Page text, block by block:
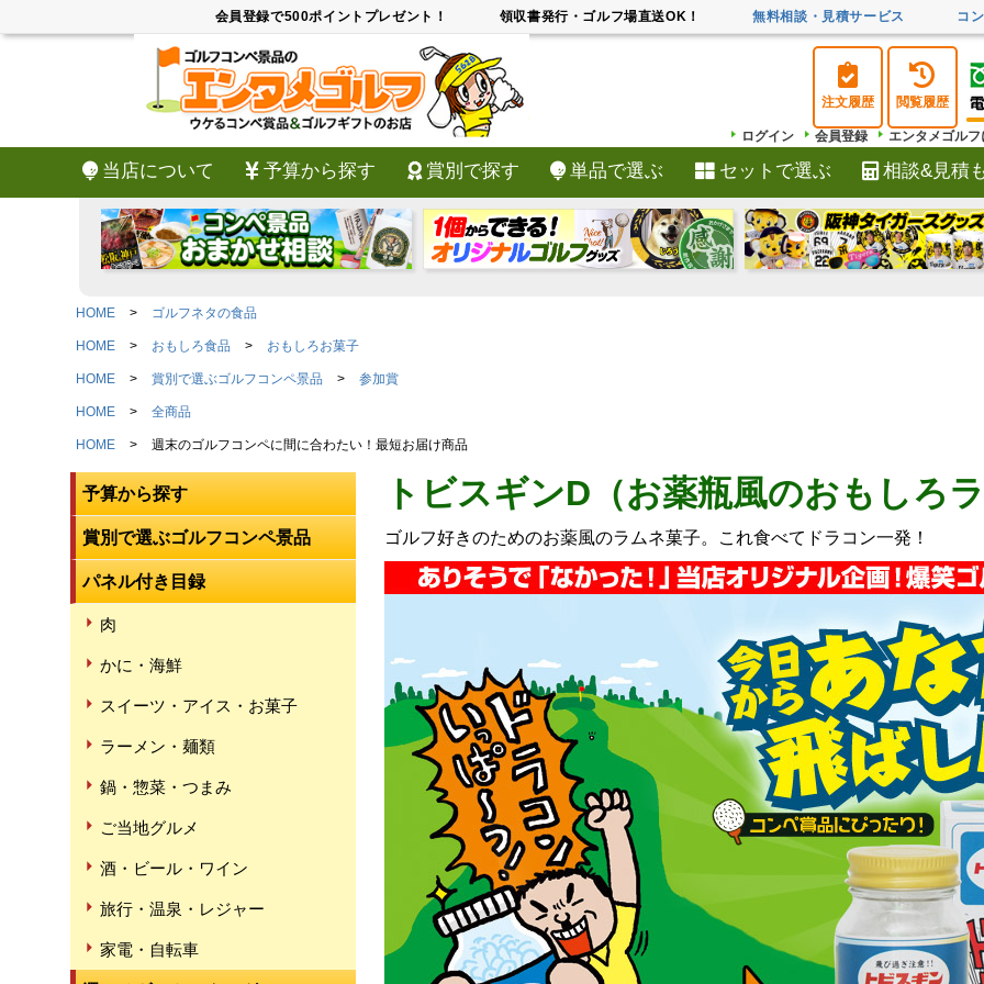
会員登録で500ポイントプレゼント！ 領収書発行・ゴルフ場直送OK！ 無料相談・見積サービス コ
注文履歴 閲覧履歴
ログイン 会員登録 エンタメゴル
当店について 予算から探す 賞別で探す 単品で選ぶ セットで選ぶ 相談&見積
検索
HOME ゴルフネタの食品
HOME おもしろ食品 おもしろお菓子
HOME 賞別で選ぶゴルフコンペ景品 参加賞
HOME 全商品
HOME 週末のゴルフコンペに間に合わたい！最短お届け商品
予算から探す
賞別で選ぶゴルフコンペ景品
パネル付き目録
肉
かに・海鮮
スイーツ・アイス・お菓子
ラーメン・麺類
鍋・惣菜・つまみ
ご当地グルメ
酒・ビール・ワイン
旅行・温泉・レジャー
家電・自転車
トビスギンD（お薬瓶風のおもしろ
ゴルフ好きのためのお薬風のラムネ菓子。これ食べてドラコン一発！